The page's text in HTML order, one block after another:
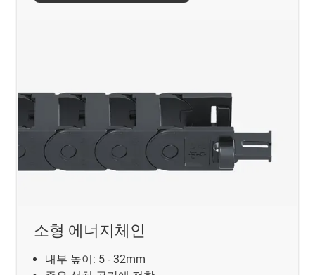
소형 에너지체인
내부 높이: 5 - 32mm